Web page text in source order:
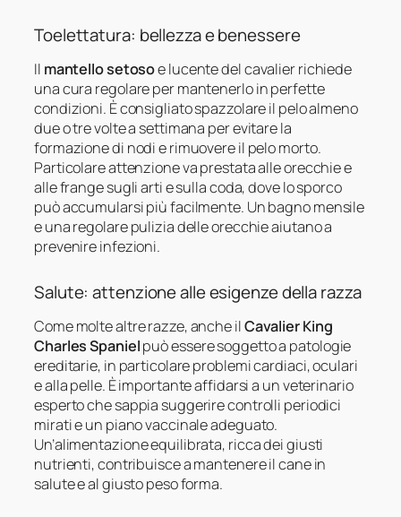
Toelettatura: bellezza e benessere
Il mantello setosoe lucente del cavalier richiede
una cura regolare per mantenerlo in perfette
condizioni. È consigliato spazzolare il pelo almeno
due o tre volte a settimana per evitare la
formazione di nodi e rimuovere il pelo morto.
Particolare attenzione va prestata alle orecchie e
alle frange sugli arti e sulla coda, dove lo sporco
può accumularsi più facilmente. Un bagno mensile
e una regolare pulizia delle orecchie aiutano a
prevenire infezioni.
Salute: attenzione alle esigenze della razza
Come molte altre razze, anche ilCavalier King
Charles Spanielpuò essere soggetto a patologie
ereditarie, in particolare problemi cardiaci, oculari
e alla pelle. È importante affidarsi a un veterinario
esperto che sappia suggerire controlli periodici
mirati e un piano vaccinale adeguato.
Un’alimentazione equilibrata, ricca dei giusti
nutrienti, contribuisce a mantenere il cane in
salute e al giusto peso forma.